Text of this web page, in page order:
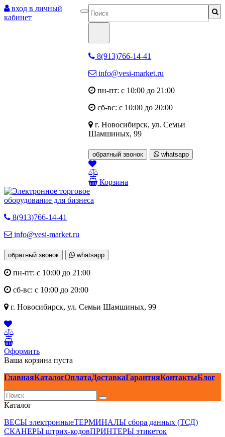
вход в личный
кабинет
8(913)766-14-41
info@vesi-market.ru
пн-пт: с 10:00 до 21:00
сб-вс: с 10:00 до 20:00
г. Новосибирск,ул. Семьи
Шамшиных, 99
обратный звонок whatsapp
Корзина
8(913)766-14-41
info@vesi-market.ru
обратный звонок whatsapp
пн-пт: с 10:00 до 21:00
сб-вс: с 10:00 до 20:00
г. Новосибирск, ул. Семьи Шамшиных, 99
Оформить
Ваша корзина пуста
ГлавнаяКаталогОплатаДоставкаГарантияКонтактыБлог
Каталог
ВЕСЫ электронныеТЕРМИНАЛЫ сбора данных (ТСД)
СКАНЕРЫ штрих-кодовПРИНТЕРЫ этикеток